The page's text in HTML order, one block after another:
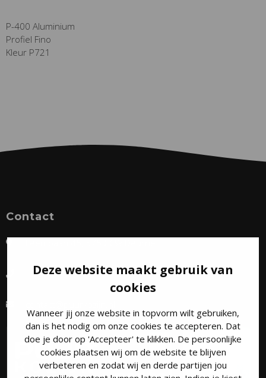
Deze website maakt gebruik van
cookies
Wanneer jij onze website in topvorm wilt gebruiken,
dan is het nodig om onze cookies te accepteren. Dat
doe je door op 'Accepteer' te klikken. De persoonlijke
cookies plaatsen wij om de website te blijven
verbeteren en zodat wij en derde partijen jou
P-400 Aluminium
Profiel Fino
Kleur P721
Contact
+31 493 31 73 97